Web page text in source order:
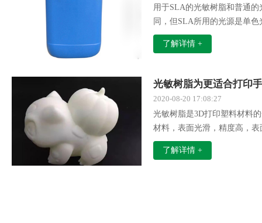
用于SLA的光敏树脂和普通
同，但SLA所用的光源是单
光，同时对固化速率又有更
的光敏树脂一般应具有以下特
了解详情 +
光敏树脂为更适合打印
2020-08-20 17:08:27
光敏树脂是3D打印塑料材料
材料，表面光滑，精度高，
以，光敏树脂非常适合打印手
了解详情 +